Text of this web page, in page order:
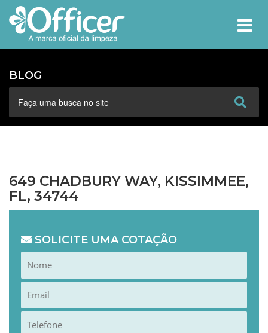
BLOG
649 CHADBURY WAY, KISSIMMEE,
FL, 34744
SOLICITE UMA COTAÇÃO